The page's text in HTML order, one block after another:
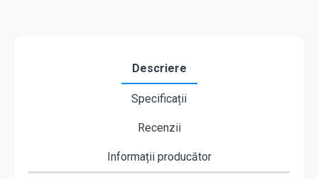
Descriere
Specificații
Recenzii
Informații producător